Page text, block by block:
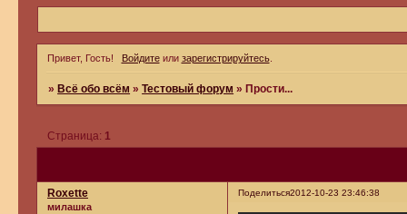
Привет, Гость! Войдитеили зарегистрируйтесь.
» Всё обо всём »Тестовый форум » Прости...
Страница: 1
Поделиться2012-10-23 23:46:38
Roxette
милашка